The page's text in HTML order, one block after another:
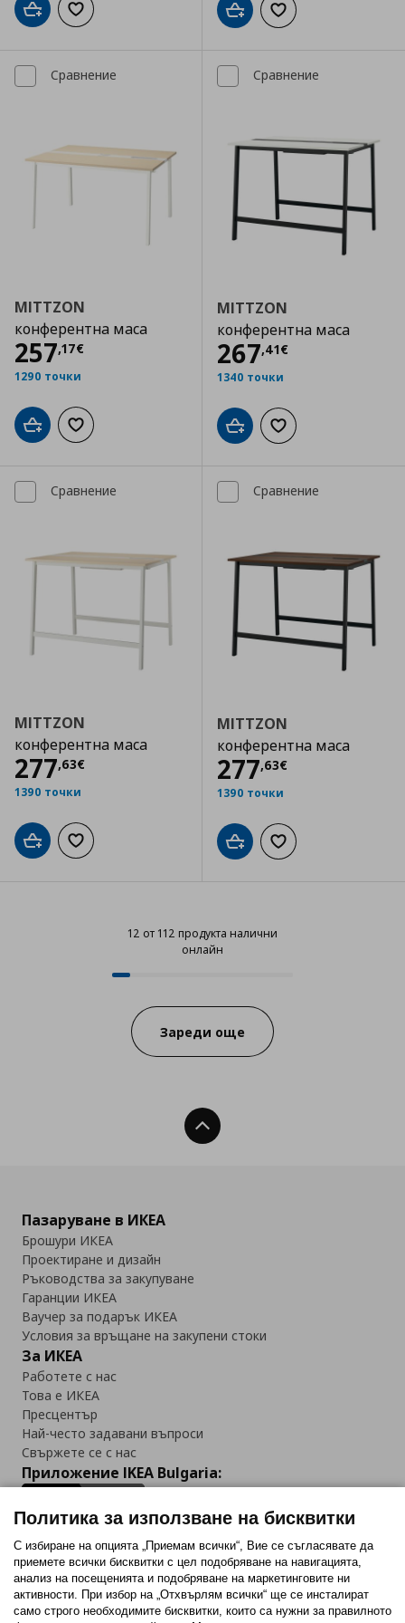
Добави в кошницата
Добави към списъка с любимиДобави в кошницата
Добави към
Сравнение
MITTZON
конферентна маса
257,17€
Цена
1290 точки
Добави в кошницата
Добави към списъка с любими
Сравнение
MITTZON
конферентна маса
267,41€
Цена
1340 точки
Добави в кошницата
Добави към
Сравнение
MITTZON
конферентна маса
277,63€
Цена
1390 точки
Добави в кошницата
Добави към списъка с любими
Сравнение
MITTZON
конферентна маса
277,63€
Цена
1390 точки
Добави в кошницата
Добави към
12 от 112 продукта налични
онлайн
12 от 112 продукта налични
Progress:
Зареди още
Нагоре
Пазаруване в ИКЕА
Брошури ИКЕА
Проектиране и дизайн
Ръководства за закупуване
Гаранции ИКЕА
Ваучер за подарък ИКЕА
Условия за връщане на закупени стоки
За ИКЕА
Работете с нас
Това е ИКЕА
Пресцентър
Най-често задавани въпроси
Свържете се с нас
Приложение IKEA Bulgaria:
Последвайте ни:
FacebookTwitterYoutubePinterestInstagram
Политика за използване на бисквитки
С избиране на опцията „Приемам всички“, Вие се съгласявате да
приемете всички бисквитки с цел подобряване на навигацията,
анализ на посещенията и подобряване на маркетинговите ни
активности. При избор на „Отхвърлям всички“ ще се инсталират
само строго необходимитe бисквитки, които са нужни за правилното